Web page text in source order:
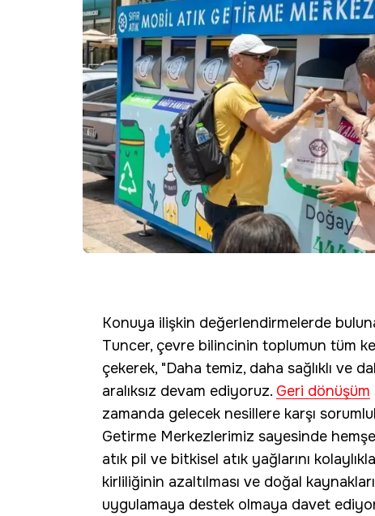
Konuya ilişkin değerlendirmelerde
Tuncer, çevre bilincinin toplumun tüm
çekerek, "Daha temiz, daha sağlıklı ve
aralıksız devam ediyoruz. Geri dönüşüm
zamanda gelecek nesillere karşı
Getirme Merkezlerimiz sayesinde
atık pil ve bitkisel atık yağlarını
kirliliğinin azaltılması ve doğal
uygulamaya destek olmaya davet